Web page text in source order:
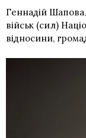
Геннадій
військ (сил)
відносини,